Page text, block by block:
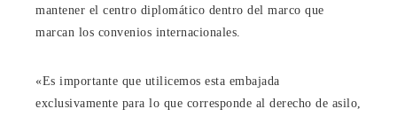
mantener el centro diplomático dentro del marco que
marcan los convenios internacionales.
«Es importante que utilicemos esta embajada
exclusivamente para lo que corresponde al derecho de asilo,